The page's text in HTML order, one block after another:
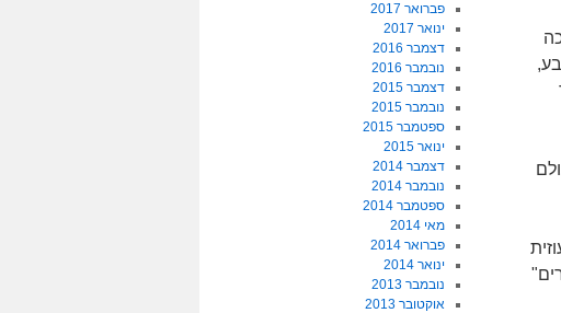
פברואר 2017
ינואר 2017
דצמבר 2016
נובמבר 2016
דצמבר 2015
נובמבר 2015
ספטמבר 2015
ינואר 2015
דצמבר 2014
נובמבר 2014
ספטמבר 2014
מאי 2014
פברואר 2014
ינואר 2014
נובמבר 2013
אוקטובר 2013